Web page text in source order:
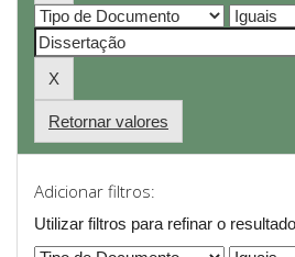
Retornar valores
Adicionar filtros:
Utilizar filtros para refinar o